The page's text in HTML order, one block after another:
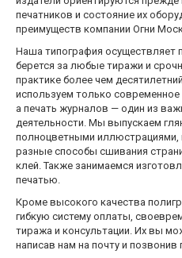
печатников и состояние их
преимуществ компании Огни
Наша типография осуществляет
берется за любые тиражи и
практике более чем
используем только
а печать журналов — один из
деятельности. Мы выпускаем
полноцветными иллюстрациями,
разные способы сшивания
клей. Также занимаемся
печатью.
Кроме высокого качества
гибкую систему оплаты,
тиража и консультации. Их вы
написав нам на почту и позвонив